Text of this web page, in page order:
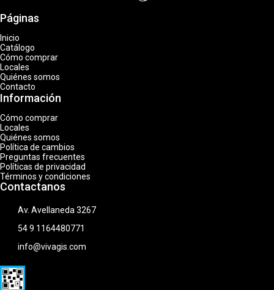
Páginas
Inicio
Catálogo
Cómo comprar
Locales
Quiénes somos
Contacto
Información
Cómo comprar
Locales
Quiénes somos
Política de cambios
Preguntas frecuentes
Políticas de privacidad
Términos y condiciones
Contactanos
Av. Avellaneda 3267
54 9 1164480771
info@vivagis.com